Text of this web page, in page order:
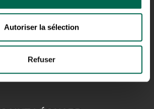
Autoriser la sélection
Refuser
SHERBROOKE,
819.822.1677